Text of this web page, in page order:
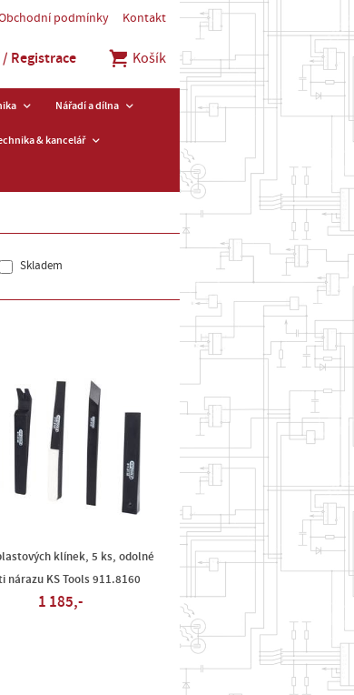
podmínky Kontakt
/ Registrace Košík
Nářadí a dílna
& kancelář
Skladem
klínek, 5 ks, odolné
nárazu KS Tools 911.8160
1 185,-